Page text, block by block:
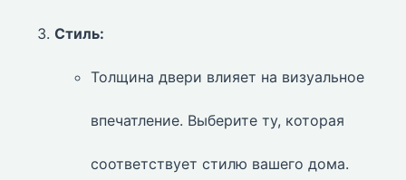
Стиль:
Толщина двери влияет на визуальное
впечатление. Выберите ту, которая
соответствует стилю вашего дома.